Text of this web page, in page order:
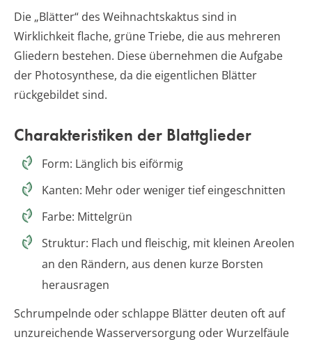
Die „Blätter“ des Weihnachtskaktus sind in
Wirklichkeit flache, grüne Triebe, die aus mehreren
Gliedern bestehen. Diese übernehmen die Aufgabe
der Photosynthese, da die eigentlichen Blätter
rückgebildet sind.
Charakteristiken der Blattglieder
Form: Länglich bis eiförmig
Kanten: Mehr oder weniger tief eingeschnitten
Farbe: Mittelgrün
Struktur: Flach und fleischig, mit kleinen Areolen
an den Rändern, aus denen kurze Borsten
herausragen
Schrumpelnde oder schlappe Blätter deuten oft auf
unzureichende Wasserversorgung oder Wurzelfäule